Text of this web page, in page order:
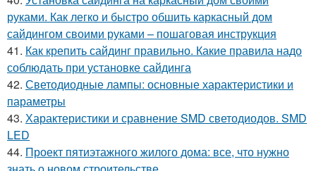
руками. Как легко и быстро обшить каркасный дом
сайдингом своими руками – пошаговая инструкция
41. Как крепить сайдинг правильно. Какие правила надо
соблюдать при установке сайдинга
42. Светодиодные лампы: основные характеристики и
параметры
43. Характеристики и сравнение SMD светодиодов. SMD
LED
44. Проект пятиэтажного жилого дома: все, что нужно